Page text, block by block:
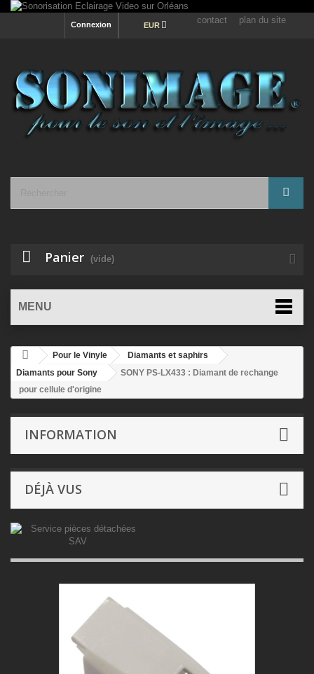
contact plan du site
EUR
Connexion
Panier (vide)
MENU
Pour le Vinyle
Diamants et saphirs
Diamants pour Sony
SONY PS-LX433 : Diamant de rechange
pour cellule d'origine
INFORMATION
DÉJÀ VUS